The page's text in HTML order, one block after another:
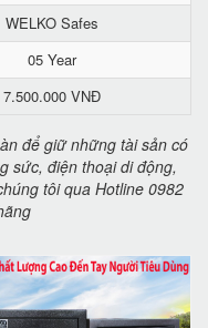
WELKO Safes
05 Year
7.500.000 VNĐ
để giữ những tài sản có
sức, điện thoại di động,
tôi qua Hotline 0982